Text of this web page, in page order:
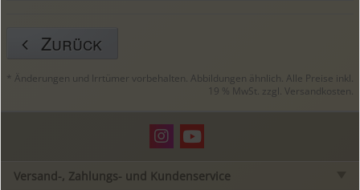
Zurück
* Änderungen und Irrtümer vorbehalten. Abbildungen ähnlich. Alle Preise inkl.
19 % MwSt. zzgl. Versandkosten.
Versand-, Zahlungs- und Kundenservice